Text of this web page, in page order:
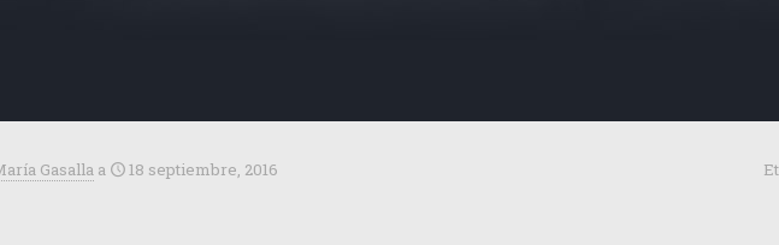
Gasalla a 18 septiembre, 2016